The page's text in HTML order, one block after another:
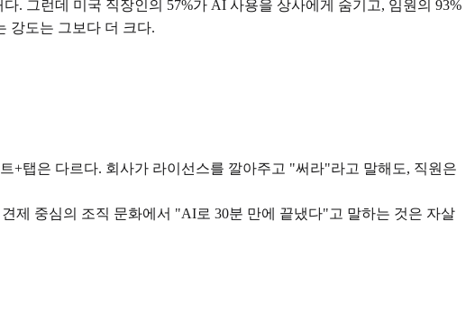
. 그런데 미국 직장인의 57%가 AI 사용을 상사에게 숨기고, 임원의 93%
강도는 그보다 더 크다.
+탭은 다르다. 회사가 라이선스를 깔아주고 "써라"라고 말해도, 직원은
제 중심의 조직 문화에서 "AI로 30분 만에 끝냈다"고 말하는 것은 자살